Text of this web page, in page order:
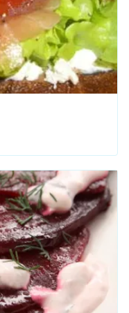
фасоль;
сыр
любых
сортов,
кроме
тех, что с
плесенью;
речная и
океаническая;
кальмары,
крабы,
моллюски
всех
видов,
морская
капуста;
сладкие